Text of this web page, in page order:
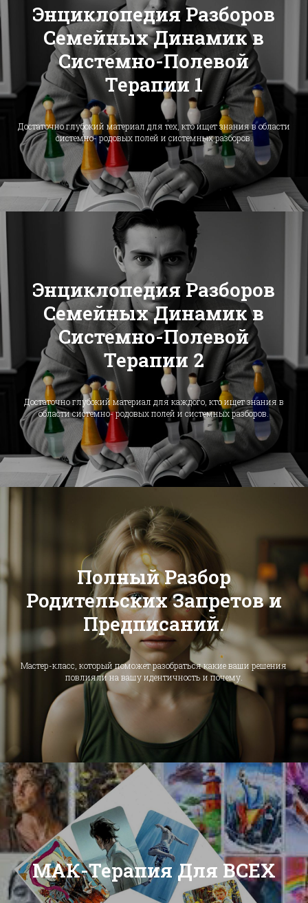
Энциклопедия Разборов
Семейных Динамик в
Системно-Полевой
Терапии 1
Достаточно глубокий материал для тех, кто ищет знания в области
системно- родовых полей и системных разборов.
Энциклопедия Разборов
Семейных Динамик в
Системно-Полевой
Терапии 2
Достаточно глубокий материал для каждого, кто ищет знания в
области системно- родовых полей и системных разборов.
Полный Разбор
Родительских Запретов и
Предписаний.
Мастер-класс, который поможет разобраться какие ваши решения
повлияли на вашу идентичность и почему.
МАК-Терапия Для ВСЕХ